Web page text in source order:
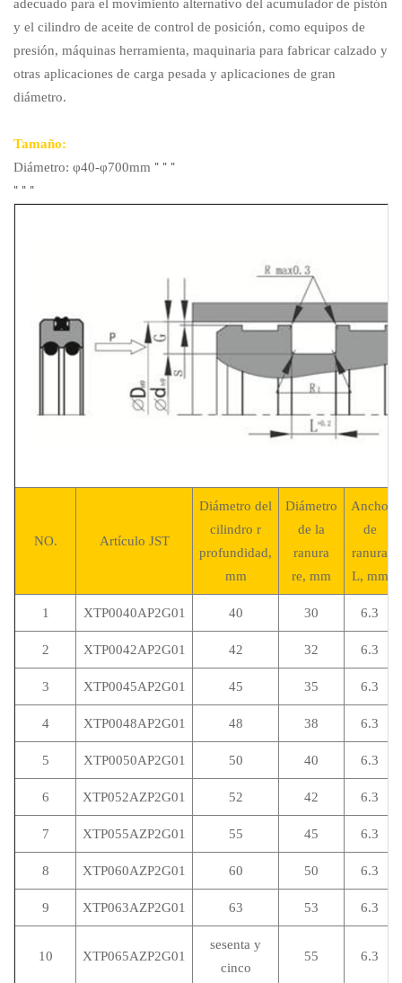
adecuado para el movimiento alternativo del acumulador de pistón
y el cilindro de aceite de control de posición, como equipos de
presión, máquinas herramienta, maquinaria para fabricar calzado y
otras aplicaciones de carga pesada y aplicaciones de gran
diámetro.
Tamaño:
Diámetro: φ40-φ700mm " " "
" " "
NO. Artículo JST
Diámetro del
cilindro r
profundidad,
mm
Diámetro
de la
ranura
re, mm
Ancho
de
ranura
L, mm
1 XTP0040AP2G01 40 30 6.3
2 XTP0042AP2G01 42 32 6.3
3 XTP0045AP2G01 45 35 6.3
4 XTP0048AP2G01 48 38 6.3
5 XTP0050AP2G01 50 40 6.3
6 XTP052AZP2G01 52 42 6.3
7 XTP055AZP2G01 55 45 6.3
8 XTP060AZP2G01 60 50 6.3
9 XTP063AZP2G01 63 53 6.3
10 XTP065AZP2G01
sesenta y
cinco
55 6.3